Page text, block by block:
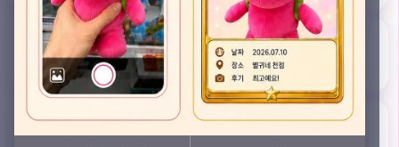
픽스팟 불당점
충청남도 천안시 서북구 불당33길 47, 106호 (불당동)
★☆☆☆☆ 1 후기 1
쿠보 신불당점
충청남도 천안시 서북구 불당33길 35, 105호 (불당동)